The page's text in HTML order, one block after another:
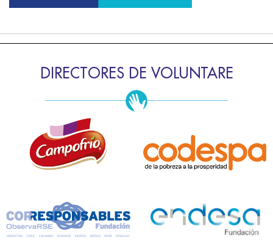
DIRECTORES DE VOLUNTARE